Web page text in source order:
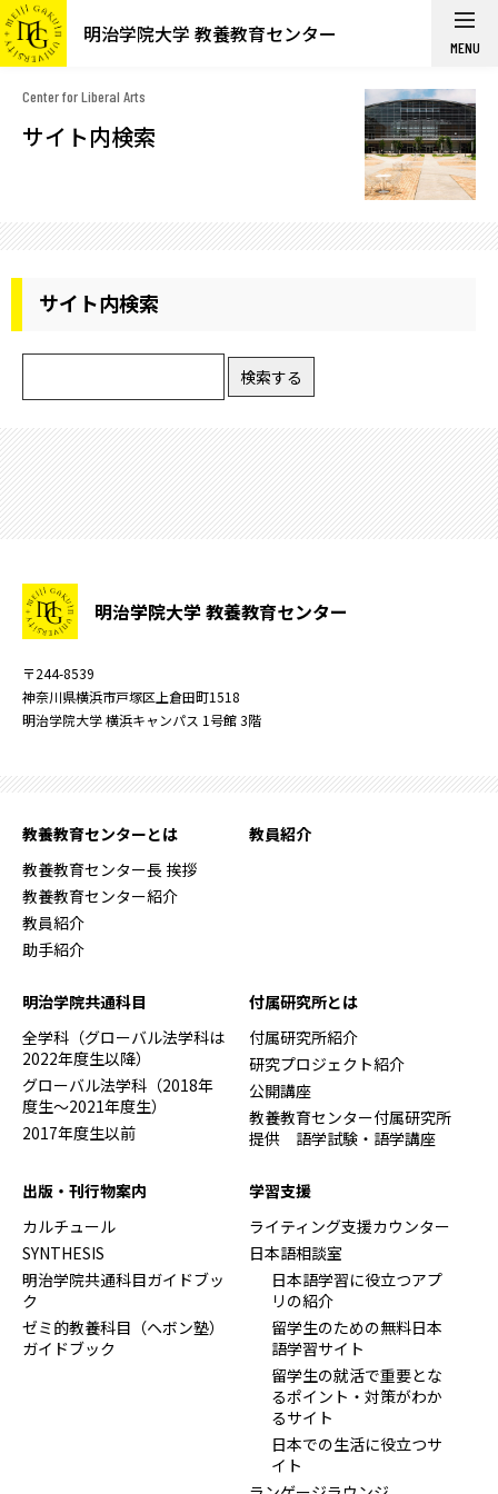
明治学院大学 教養教育センター MENU
Center for Liberal Arts
サイト内検索
サイト内検索
明治学院大学 教養教育センター
〒244-8539
神奈川県横浜市戸塚区上倉田町1518
明治学院大学 横浜キャンパス 1号館 3階
教養教育センターとは
教養教育センター長 挨拶
教養教育センター紹介
教員紹介
助手紹介
教員紹介
明治学院共通科目
全学科（グローバル法学科は
2022年度生以降）
グローバル法学科（2018年
度生～2021年度生）
2017年度生以前
付属研究所とは
付属研究所紹介
研究プロジェクト紹介
公開講座
教養教育センター付属研究所
提供 語学試験・語学講座
出版・刊行物案内
カルチュール
SYNTHESIS
明治学院共通科目ガイドブッ
ク
ゼミ的教養科目（ヘボン塾）
ガイドブック
学習支援
ライティング支援カウンター
日本語相談室
日本語学習に役立つアプ
リの紹介
留学生のための無料日本
語学習サイト
留学生の就活で重要とな
るポイント・対策がわか
るサイト
日本での生活に役立つサ
イト